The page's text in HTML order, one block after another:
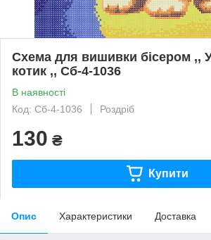
Схема для вишивки бісером ,,
котик ,, Сб-4-1036
В наявності
Код: Сб-4-1036
Роздріб
130 ₴
Купити
Опис Характеристики Доставка